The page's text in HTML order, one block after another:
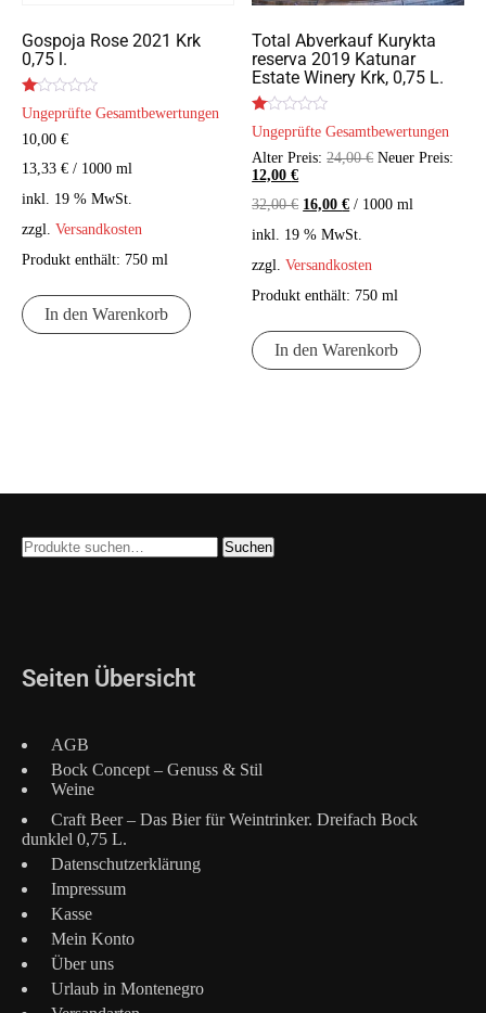
Gospoja Rose 2021 Krk
0,75 l.
Bewertet
mit
1.00
von
5
Ungeprüfte Gesamtbewertungen
10,00 €
13,33 € / 1000 ml
inkl. 19 % MwSt.
zzgl. Versandkosten
Produkt enthält: 750 ml
In den Warenkorb
Total Abverkauf Kurykta
reserva 2019 Katunar
Estate Winery Krk, 0,75 L.
Bewertet
mit
1.00
von
5
Ungeprüfte Gesamtbewertungen
Alter Preis: 24,00€ Ursprünglicher
24,00 €
Neuer Preis:
12,00€Aktueller
ist:
12,00 €.
32,00€ 16,00€ / 1000 ml
inkl. 19 % MwSt.
zzgl.Versandkosten
Produkt enthält: 750ml
In den Warenkorb
Suche
Suchen
Seiten Übersicht
AGB
Bock Concept – Genuss & Stil
Weine
Craft Beer – Das Bier für Weintrinker. Dreifach Bock
dunklel 0,75 L.
Datenschutzerklärung
Impressum
Kasse
Mein Konto
Über uns
Urlaub in Montenegro